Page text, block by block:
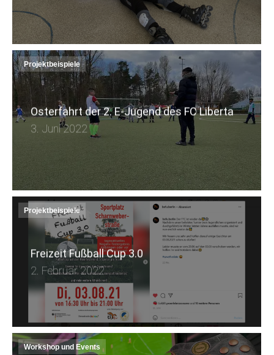
Projektbeispiele
Osterfahrt der 2. E-Jugend des FC Liberta
3. Juni 2022
Projektbeispiele
Freizeit Fußball Cup 3.0
2. Februar 2022
Workshop und Events